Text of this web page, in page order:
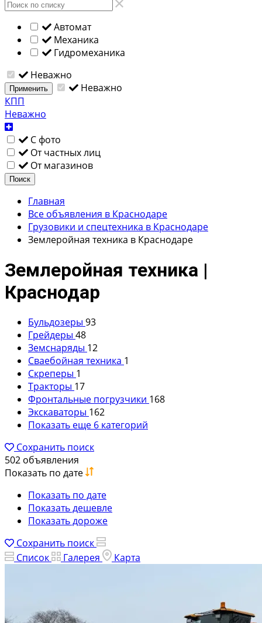
Автомат
Механика
Гидромеханика
Неважно
Применить
Неважно
КПП
Неважно
С фото
От частных лиц
От магазинов
Поиск
Главная
Все объявления в Краснодаре
Грузовики и спецтехника в Краснодаре
Землеройная техника в Краснодаре
Землеройная техника |
Краснодар
Бульдозеры 93
Грейдеры 48
Земснаряды 12
Сваебойная техника 1
Скреперы 1
Тракторы 17
Фронтальные погрузчики 168
Экскаваторы 162
Показать еще 6 категорий
Сохранить поиск
502 объявления
Показать по дате
Показать по дате
Показать дешевле
Показать дороже
Сохранить поиск
Список
Галерея Карта